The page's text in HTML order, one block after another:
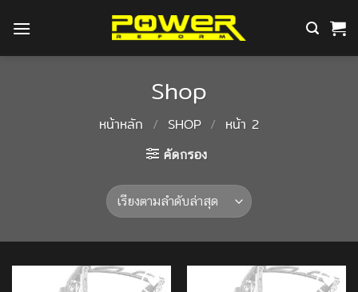
Shop
หน้าหลัก / SHOP / หน้า 2
คัดกรอง